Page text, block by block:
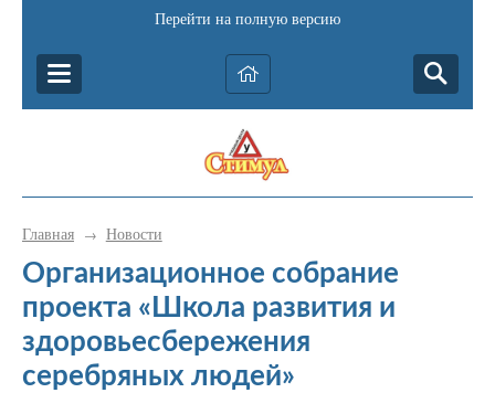
Перейти на полную версию
Главная → Новости
Организационное собрание
проекта «Школа развития и
здоровьесбережения
серебряных людей»